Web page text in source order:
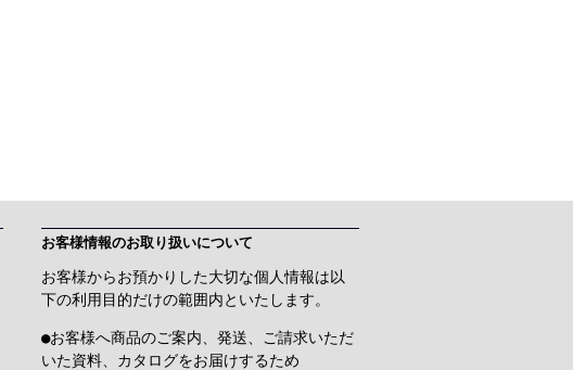
お客様情報のお取り扱いについて
お客様からお預かりした大切な個人情報は以
下の利用目的だけの範囲内といたします。
●お客様へ商品のご案内、発送、ご請求いただ
いた資料、カタログをお届けするため